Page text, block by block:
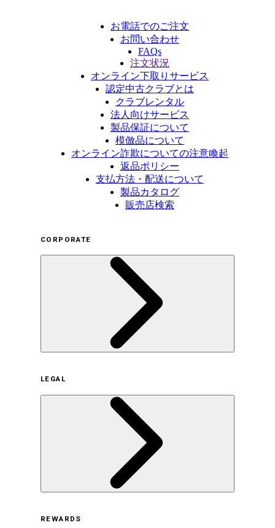
お電話でのご注文
お問い合わせ
FAQs
注文状況
オンライン下取りサービス
認定中古クラブとは
クラブレンタル
法人向けサービス
製品保証について
模倣品について
オンライン詐欺についての注意喚起
返品ポリシー
支払方法・配送について
製品カタログ
販売店検索
CORPORATE
サステナビリティの取り組み（日本）
サステナビリティの取り組み（米国/英語）
ヒストリー
採用情報
LEGAL
REWARDS